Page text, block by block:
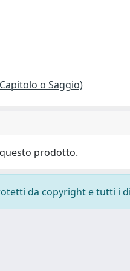
o Saggio)
prodotto.
da copyright e tutti i